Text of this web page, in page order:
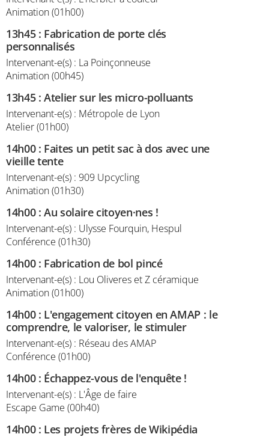
Animation (01h00)
13h45: Fabrication de porte clés
personnalisés
Intervenant-e(s) : La Poinçonneuse
Animation (00h45)
13h45:Atelier sur les micro-polluants
Intervenant-e(s) : Métropole de Lyon
Atelier (01h00)
14h00: Faites un petit sac à dos avec une
vieille tente
Intervenant-e(s) : 909 Upcycling
Animation (01h30)
14h00:Au solaire citoyen·nes !
Intervenant-e(s) : Ulysse Fourquin, Hespul
Conférence (01h30)
14h00: Fabrication de bol pincé
Intervenant-e(s) : Lou Oliveres et Z céramique
Animation (01h00)
14h00: L'engagement citoyen en AMAP : le
comprendre, le valoriser, le stimuler
Intervenant-e(s) : Réseau des AMAP
Conférence (01h00)
14h00: Échappez-vous de l'enquête !
Intervenant-e(s) : L'Âge de faire
Escape Game (00h40)
14h00: Les projets frères de Wikipédia